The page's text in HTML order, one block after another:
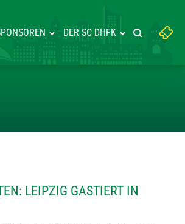
DER SC DHFK
Suchbegriff
eingeben:
Suche
LEIPZIG GASTIERT IN